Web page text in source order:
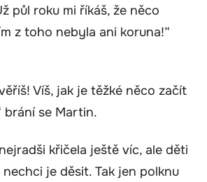
půl roku mi říkáš, že něco
z toho nebyla ani koruna!“
Víš, jak je těžké něco začít
brání se Martin.
křičela ještě víc, ale děti
je děsit. Tak jen polknu